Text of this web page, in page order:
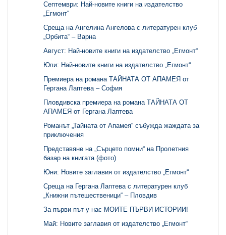
Септември: Най-новите книги на издателство
„Егмонт“
Среща на Ангелина Ангелова с литературен клуб
„Орбита“ – Варна
Август: Най-новите книги на издателство „Егмонт“
Юли: Най-новите книги на издателство „Егмонт“
Премиера на романа ТАЙНАТА ОТ АПАМЕЯ от
Гергана Лаптева – София
Пловдивска премиера на романа ТАЙНАТА ОТ
АПАМЕЯ от Гергана Лаптева
Романът „Тайната от Апамея“ събужда жаждата за
приключения
Представяне на „Сърцето помни“ на Пролетния
базар на книгата (фото)
Юни: Новите заглавия от издателство „Егмонт“
Среща на Гергана Лаптева с литературен клуб
„Книжни пътешественици“ – Пловдив
За първи път у нас МОИТЕ ПЪРВИ ИСТОРИИ!
Май: Новите заглавия от издателство „Егмонт“